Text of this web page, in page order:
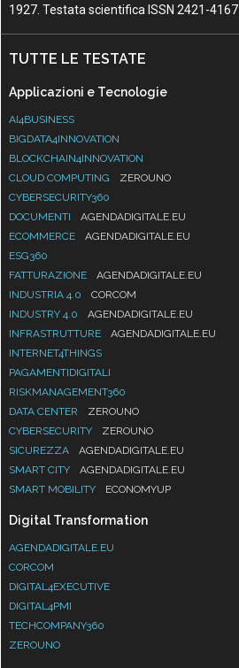
1927. Testata scientifica ISSN 2421-4167
TUTTE LE TESTATE
Applicazioni e Tecnologie
AI4BUSINESS
BIGDATA4INNOVATION
BLOCKCHAIN4INNOVATION
CLOUD COMPUTING
ZEROUNO
CYBERSECURITY360
DOCUMENTI
AGENDADIGITALE.EU
ECOMMERCE
AGENDADIGITALE.EU
ESG360
FATTURAZIONE
AGENDADIGITALE.EU
INDUSTRIA 4.0
CORCOM
INDUSTRY 4.0
AGENDADIGITALE.EU
INFRASTRUTTURE
AGENDADIGITALE.EU
INTERNET4THINGS
PAGAMENTIDIGITALI
RISKMANAGEMENT360
DATA CENTER
ZEROUNO
CYBERSECURITY
ZEROUNO
SICUREZZA
AGENDADIGITALE.EU
SMART CITY
AGENDADIGITALE.EU
SMART MOBILITY
ECONOMYUP
Digital Transformation
AGENDADIGITALE.EU
CORCOM
DIGITAL4EXECUTIVE
DIGITAL4PMI
TECHCOMPANY360
ZEROUNO